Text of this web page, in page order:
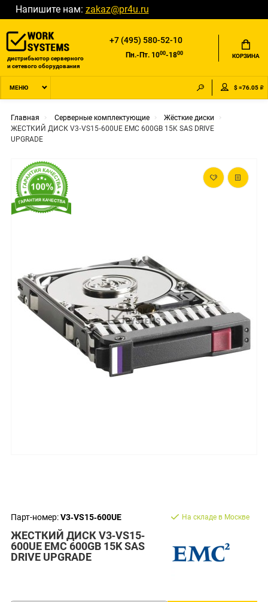
Напишите нам: zakaz@pr4u.ru
дистрибьютор серверного
и сетевого оборудования
+7 (495) 580-52-10
Пн.-Пт. 1000-1800 КОРЗИНА
МЕНЮ $ =76.05 ₽
Главная Серверные комплектующие
Жёсткие диски
ЖЕСТКИЙ ДИСК V3‐VS15‐600UE EMC 600GB 15K SAS DRIVE
UPGRADE
Парт-номер:V3‐VS15‐600UE
ЖЕСТКИЙ ДИСК V3‐VS15‐
600UE EMC 600GB 15K SAS
DRIVE UPGRADE
На складе в Москве